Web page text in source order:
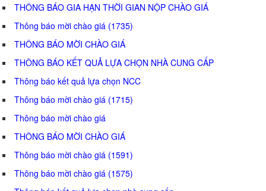
THÔNG BÁO GIA HẠN THỜI GIAN NỘP CHÀO GIÁ
Thông báo mời chào giá (1735)
THÔNG BÁO MỜI CHÀO GIÁ
THÔNG BÁO KẾT QUẢ LỰA CHỌN NHÀ CUNG CẤP
Thông báo kết quả lựa chọn NCC
Thông báo mời chào giá (1715)
Thông báo mời chào giá
THÔNG BÁO MỜI CHÀO GIÁ
Thông báo mời chào giá (1591)
Thông báo mời chào giá (1575)